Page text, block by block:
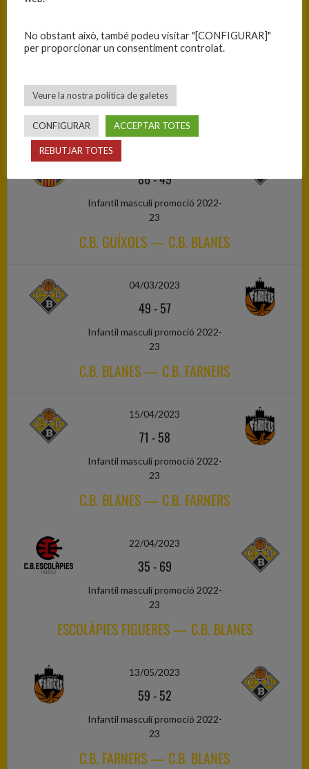
31-57
23
C.B. BLANES — C.B. OLOT
86-49
Infantil masculí promoció 2022-
23
C.B. GUÍXOLS — C.B. BLANES
04/03/2023
49-57
Infantil masculí promoció 2022-
23
C.B. BLANES — C.B. FARNERS
15/04/2023
71 -58
Infantil masculí promoció 2022-
23
C.B. BLANES — C.B. FARNERS
22/04/2023
35-69
Infantil masculí promoció 2022-
23
ESCOLÀPIES FIGUERES — C.B. BLANES
13/05/2023
59-52
Infantil masculí promoció 2022-
23
C.B. FARNERS — C.B. BLANES
No obstant això, també podeu visitar "[CONFIGURAR]"
per proporcionar un consentiment controlat.
Veure la nostra política de galetes
CONFIGURAR ACCEPTAR TOTES
REBUTJAR TOTES